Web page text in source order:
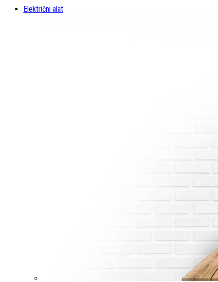
Električni alat